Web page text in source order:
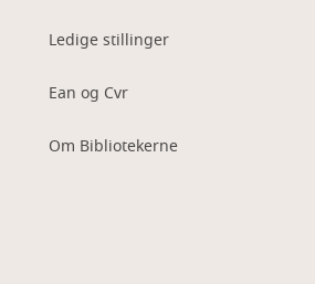
Ledige stillinger
Ean og Cvr
Om Bibliotekerne